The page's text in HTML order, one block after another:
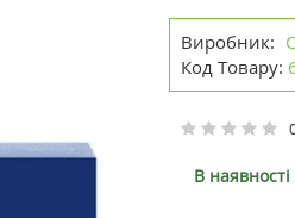
Виробник:
Код Товару:
В наявності